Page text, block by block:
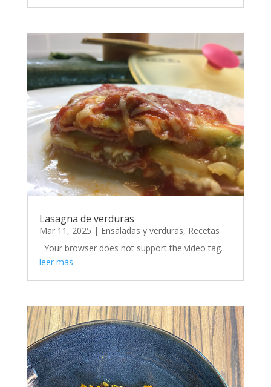
Lasagna de verduras
Mar 11, 2025 | Ensaladas y verduras, Recetas
Your browser does not support the video tag.
leer más